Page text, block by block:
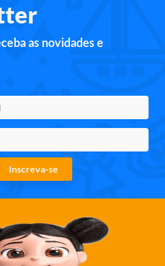
as novidades e
Inscreva-se